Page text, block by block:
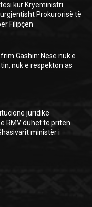
kur Kryeministri
Prokurorisë të
Filipçen
Gashin: Nëse nuk e
nuk e respekton as
juridike
RMV duhet të priten
ministër i